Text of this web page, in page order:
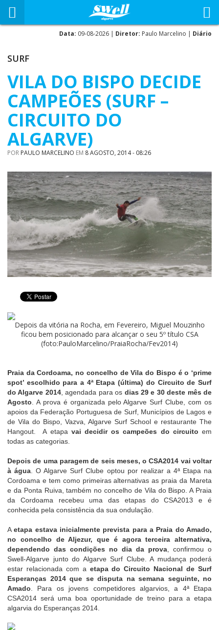
Data: 09-08-2026 | Diretor: Paulo Marcelino | Diário
SURF
VILA DO BISPO DECIDE
CAMPEÕES (SURF –
CIRCUITO DO
ALGARVE)
POR PAULO MARCELINO EM 8 AGOSTO, 2014 - 08:26
Depois da vitória na Rocha, em Fevereiro, Miguel Mouzinho
ficou bem posicionado para alcançar o seu 5º título CSA
(foto:PauloMarcelino/PraiaRocha/Fev2014)
Praia da Cordoama, no concelho de Vila do Bispo é o ‘prime
spot’ escolhido para a 4ª Etapa (última) do Circuito de Surf
do Algarve 2014, agendada para os dias 29 e 30 deste mês de
Agosto . A prova é organizada pelo Algarve Surf Clube, com os
apoios da Federação Portuguesa de Surf, Municípios de Lagos e
de Vila do Bispo, Vazva, Algarve Surf School e restaurante The
Hangout. A etapa vai decidir os campeões do circuito em
todas as categorias.
Depois de uma paragem de seis meses, o CSA2014 vai voltar
à água . O Algarve Surf Clube optou por realizar a 4ª Etapa na
Cordoama e tem como primeiras alternativas as praia da Mareta
e da Ponta Ruiva, também no concelho de Vila do Bispo. A Praia
da Cordoama recebeu uma das etapas do CSA2013 e é
conhecida pela consistência da sua ondulação.
Aetapa estava inicialmente prevista para a Praia do Amado,
no concelho de Aljezur, que é agora terceira alternativa,
dependendo das condições no dia da prova , confirmou o
Swell-Algarve junto do Algarve Surf Clube. A mudança poderá
estar relacionada com a etapa do Circuito Nacional de Surf
Esperanças 2014 que se disputa na semana seguinte, no
Amado . Para os jovens competidores algarvios, a 4ª Etapa
CSA2014 será uma boa oportunidade de treino para a etapa
algarvia do Esperanças 2014.